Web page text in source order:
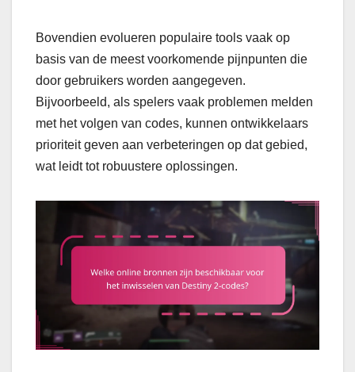
Bovendien evolueren populaire tools vaak op
basis van de meest voorkomende pijnpunten die
door gebruikers worden aangegeven.
Bijvoorbeeld, als spelers vaak problemen melden
met het volgen van codes, kunnen ontwikkelaars
prioriteit geven aan verbeteringen op dat gebied,
wat leidt tot robuustere oplossingen.